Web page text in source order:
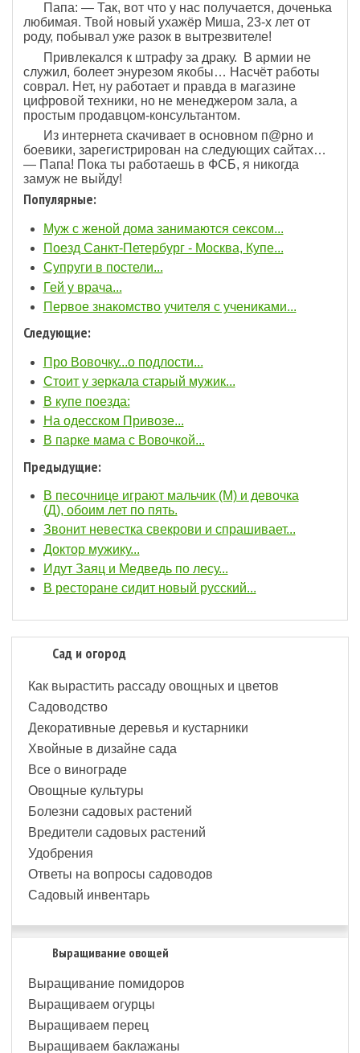
Папа: — Так, вот что у нас получается, доченька
любимая. Твой новый ухажёр Миша, 23-х лет от
роду, побывал уже разок в вытрезвителе!
Привлекался к штрафу за драку. В армии не
служил, болеет энурезом якобы… Насчёт работы
соврал. Нет, ну работает и правда в магазине
цифровой техники, но не менеджером зала, а
простым продавцом-консультантом.
Из интернета скачивает в основном п@рно и
боевики, зарегистрирован на следующих сайтах…
— Папа! Пока ты работаешь в ФСБ, я никогда
замуж не выйду!
Популярные:
Муж с женой дома занимаются ceкcом...
Поезд Санкт-Петербург - Москва, Купе...
Супруги в постели...
Гей у врача...
Первое знакомство учителя с учениками...
Следующие:
Про Вовочку...о подлости...
Стоит у зеркала старый мужик...
В купе поезда:
На одесском Привозе...
В парке мама с Вовочкой...
Предыдущие:
В песочнице играют мальчик (М) и девочка
(Д), обоим лет по пять.
Звонит невестка свекрови и спрашивает...
Доктор мужику...
Идут Заяц и Медведь по лесу...
В pестоpане сидит новый pусский...
Сад и огород
Как вырастить рассаду овощных и цветов
Садоводство
Декоративные деревья и кустарники
Хвойные в дизайне сада
Все о винограде
Овощные культуры
Болезни садовых растений
Вредители садовых растений
Удобрения
Ответы на вопросы садоводов
Садовый инвентарь
Выращивание овощей
Выращивание помидоров
Выращиваем огурцы
Выращиваем перец
Выращиваем баклажаны